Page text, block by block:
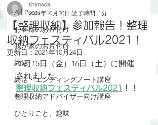
All Posts
お客様のお片付け
我が家のお片付け
終活
終活・エンディングノート講座
整理収納アドバイザー向け講座
ひとりごと、趣味
【整理収納】参加報告！整理
収納フェスティバル2021！
shimada
2021年10月20日 読了時間: 1分
更新日： 2021年10月24日
10月15日（金）16日（土）に開催
されました、
整理収納フェスティバル2021 ！！